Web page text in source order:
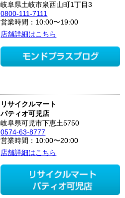
岐阜県土岐市泉西山町1丁目3
0800-111-7111
営業時間：10:00〜19:00
店舗詳細はこちら
リサイクルマート
パティオ可児店
岐阜県可児市下恵土5750
0574-63-8777
営業時間：10:00〜20:00
店舗詳細はこちら